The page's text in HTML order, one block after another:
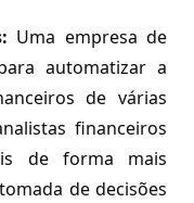
Uma empresa de
automatizar a
de várias
financeiros
de forma mais
de decisões